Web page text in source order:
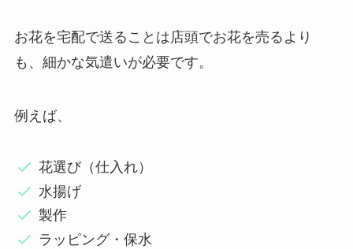
お花を宅配で送ることは店頭でお花を売るより
も、細かな気遣いが必要です。
例えば、
花選び（仕入れ）
水揚げ
製作
ラッピング・保水